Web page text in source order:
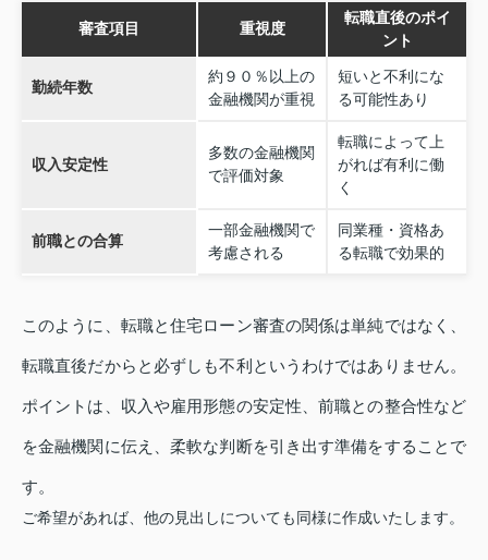
審査項目 重視度
転職直後のポイ
ント
勤続年数
約９０％以上の
金融機関が重視
短いと不利にな
る可能性あり
収入安定性
多数の金融機関
で評価対象
転職によって上
がれば有利に働
く
前職との合算
一部金融機関で
考慮される
同業種・資格あ
る転職で効果的
このように、転職と住宅ローン審査の関係は単純ではなく、
転職直後だからと必ずしも不利というわけではありません。
ポイントは、収入や雇用形態の安定性、前職との整合性など
を金融機関に伝え、柔軟な判断を引き出す準備をすることで
す。
ご希望があれば、他の見出しについても同様に作成いたします。